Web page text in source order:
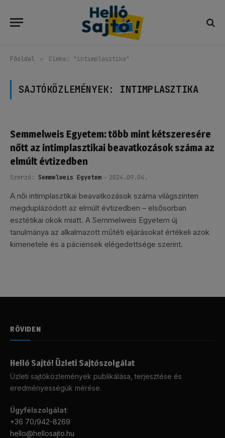
Főoldal » Címke: "intimplasztika"
SAJTÓKÖZLEMÉNYEK: INTIMPLASZTIKA
Semmelweis Egyetem: több mint kétszeresére
nőtt az intimplasztikai beavatkozások száma az
elmúlt évtizedben
Szerző: Semmelweis Egyetem 2024.09.04.
A női intimplasztikai beavatkozások száma világszinten
megduplázódott az elmúlt évtizedben – elsősorban
esztétikai okok miatt. A Semmelweis Egyetem új
tanulmánya az alkalmazott műtéti eljárásokat értékeli azok
kimenetele és a páciensek elégedettsége szerint.
RÖVIDEN
Helló Sajtó! Üzleti Sajtószolgálat
Üzleti sajtóközlemények publikálása, terjesztése és
eredményességük mérése.
Ügyfélszolgálat:
+36 70/942-8269
hello@hellosajto.hu